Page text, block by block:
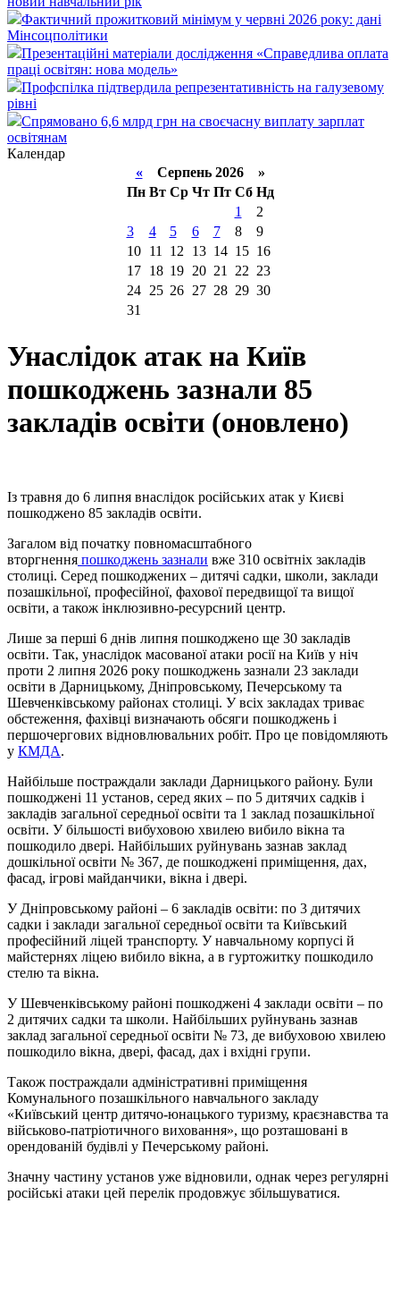
Фактичний прожитковий мінімум у червні 2026 року: дані
Мінсоцполітики
Презентаційні матеріали дослідження «Справедлива оплата
праці освітян: нова модель»
Профспілка підтвердила репрезентативність на галузевому
рівні
Спрямовано 6,6 млрд грн на своєчасну виплату зарплат
освітянам
Календар
«Серпень 2026 »
Пн Вт Ср Чт Пт Сб Нд
1
2
3
4 5 6 7 8
9
10
11 12 13 14 15 16
17
18 19 20 21 22 23
24
25 26 27 28 29 30
31
Унаслідок атак на Київ
пошкоджень зазнали 85
закладів освіти (оновлено)
Із травня до 6 липня внаслідок російських атак у Києві
пошкоджено 85 закладів освіти.
Загалом від початку повномасштабного
вторгнення пошкоджень зазнали вже 310 освітніх закладів
столиці. Серед пошкоджених – дитячі садки, школи, заклади
позашкільної, професійної, фахової передвищої та вищої
освіти, а також інклюзивно-ресурсний центр.
Лише за перші 6 днів липня пошкоджено ще 30 закладів
освіти. Так, унаслідок масованої атаки росії на Київ у ніч
проти 2 липня 2026 року пошкоджень зазнали 23 заклади
освіти в Дарницькому, Дніпровському, Печерському та
Шевченківському районах столиці. У всіх закладах триває
обстеження, фахівці визначають обсяги пошкоджень і
першочергових відновлювальних робіт. Про це повідомляють
у КМДА.
Найбільше постраждали заклади Дарницького району. Були
пошкоджені 11 установ, серед яких – по 5 дитячих садків і
закладів загальної середньої освіти та 1 заклад позашкільної
освіти. У більшості вибуховою хвилею вибило вікна та
пошкодило двері. Найбільших руйнувань зазнав заклад
дошкільної освіти № 367, де пошкоджені приміщення, дах,
фасад, ігрові майданчики, вікна і двері.
У Дніпровському районі – 6 закладів освіти: по 3 дитячих
садки і заклади загальної середньої освіти та Київський
професійний ліцей транспорту. У навчальному корпусі й
майстернях ліцею вибило вікна, а в гуртожитку пошкодило
стелю та вікна.
У Шевченківському районі пошкоджені 4 заклади освіти – по
2 дитячих садки та школи. Найбільших руйнувань зазнав
заклад загальної середньої освіти № 73, де вибуховою хвилею
пошкодило вікна, двері, фасад, дах і вхідні групи.
Також постраждали адміністративні приміщення
Комунального позашкільного навчального закладу
«Київський центр дитячо-юнацького туризму, краєзнавства та
військово-патріотичного виховання», що розташовані в
орендованій будівлі у Печерському районі.
Значну частину установ уже відновили, однак через регулярні
російські атаки цей перелік продовжує збільшуватися.